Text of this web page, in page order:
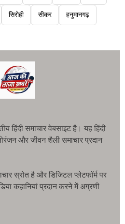
सिरोही सीकर हनुमानगढ़
हिंदी समाचार वेबसाइट है। यह हिंदी
और जीवन शैली समाचार प्रदान
स्रोत है और डिजिटल प्लेटफॉर्म पर
कहानियां प्रदान करने में अग्रणी